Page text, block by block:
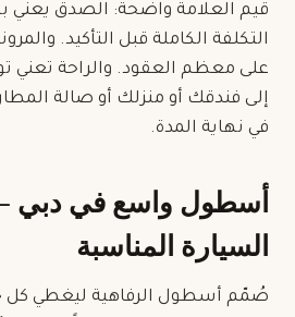
قيم العلامة واضحة: الصدق يعني
التكلفة الكاملة قبل التأكيد.
على معظم العقود. والراحة تعني
إلى فندقك أو منزلك أو صالة
في نهاية المدة.
أسطول واسع في دبي —
السيارة المناسبة
صُمّم أسطول الرفاهية ليغطي كل